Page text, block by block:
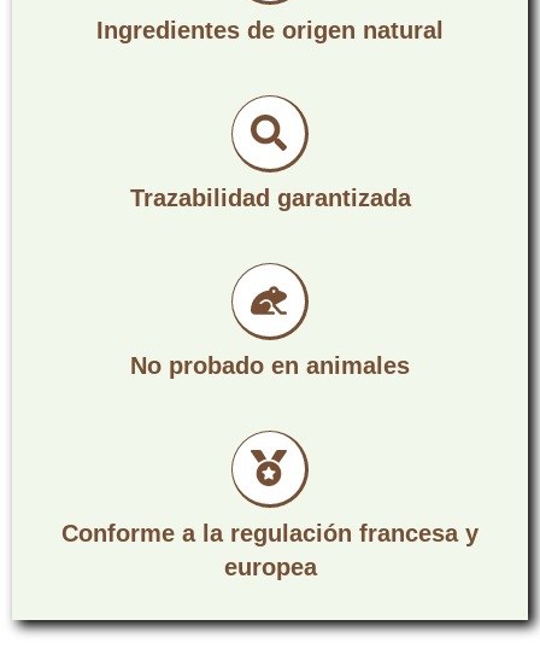
Ingredientes de origen natural
Trazabilidad garantizada
No probado en animales
Conforme a la regulación francesa y
europea